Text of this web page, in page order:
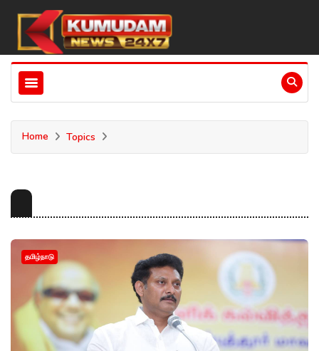
Home Topics
தமிழ்நாடு